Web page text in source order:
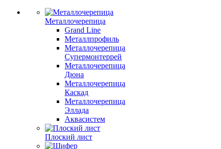
Металлочерепица
Grand Line
Металлпрофиль
Металлочерепица
Супермонтеррей
Металлочерепица
Дюна
Металлочерепица
Каскад
Металлочерепица
Эллада
Аквасистем
Плоский лист